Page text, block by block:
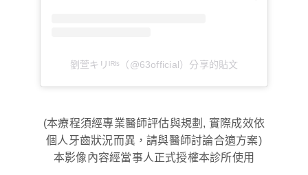
劉萱キリᴵᴿᴵˢ（@63official）分享的貼文
(本療程須經專業醫師評估與規劃, 實際成效依
個人牙齒狀況而異，請與醫師討論合適方案)
本影像內容經當事人正式授權本診所使用